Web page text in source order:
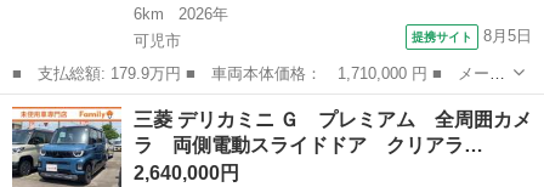
6km
2026年
可児市
提携サイト 8月5日
■ 支払総額: 179.9万円 ■ 車両本体価格： 1,710,000 円 ■ メーカ
ー名： 三菱 ■ 車種名： ｅＫスペース ■ グレード名： Ｇ 届
け出済み未使用車 両側スライド・片側電動 クリアランスソナー
衝突被害...
岐阜 可児市 その他
三菱 デリカミニ Ｇ プレミアム 全周囲カメ
ラ 両側電動スライドドア クリアラ…
2,640,000円